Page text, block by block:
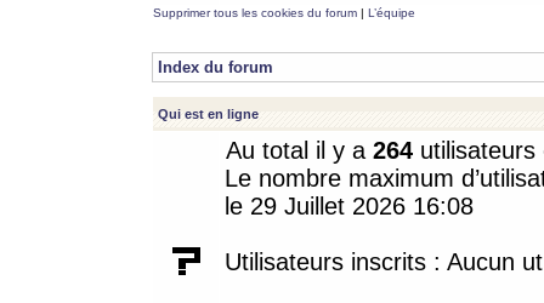
Supprimer tous les cookies du forum | L’équipe
Index du forum
Qui est en ligne
Au total il y a 264
Le nombre maximum
le 29 Juillet 2026 16:08
Utilisateurs inscrits : Aucun